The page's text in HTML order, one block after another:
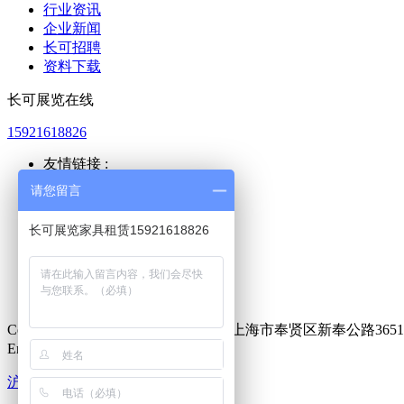
行业资讯
企业新闻
长可招聘
资料下载
长可展览在线
15921618826
友情链接 :
上海公积金
上海人力
新国际展览
世博展览
众章展览
又元家具
昌租会务
Copyright © 2021长可展览版权所有,上海市奉贤区新奉公路
Email：lixinshun@88.com
沪ICP备2021008098号-1
请您留言
长可展览家具租赁15921618826